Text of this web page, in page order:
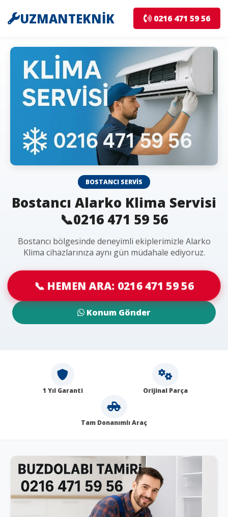
UZMANTEKNİK 0216 471 59 56
BOSTANCI SERVIS
Bostancı Alarko Klima Servisi
📞0216 471 59 56
Bostancı bölgesinde deneyimli ekiplerimizle Alarko
Klima cihazlarınıza aynı gün müdahale ediyoruz.
📞 HEMEN ARA: 0216 471 59 56
Konum Gönder
1 Yıl Garanti Orijinal Parça
Tam Donanımlı Araç